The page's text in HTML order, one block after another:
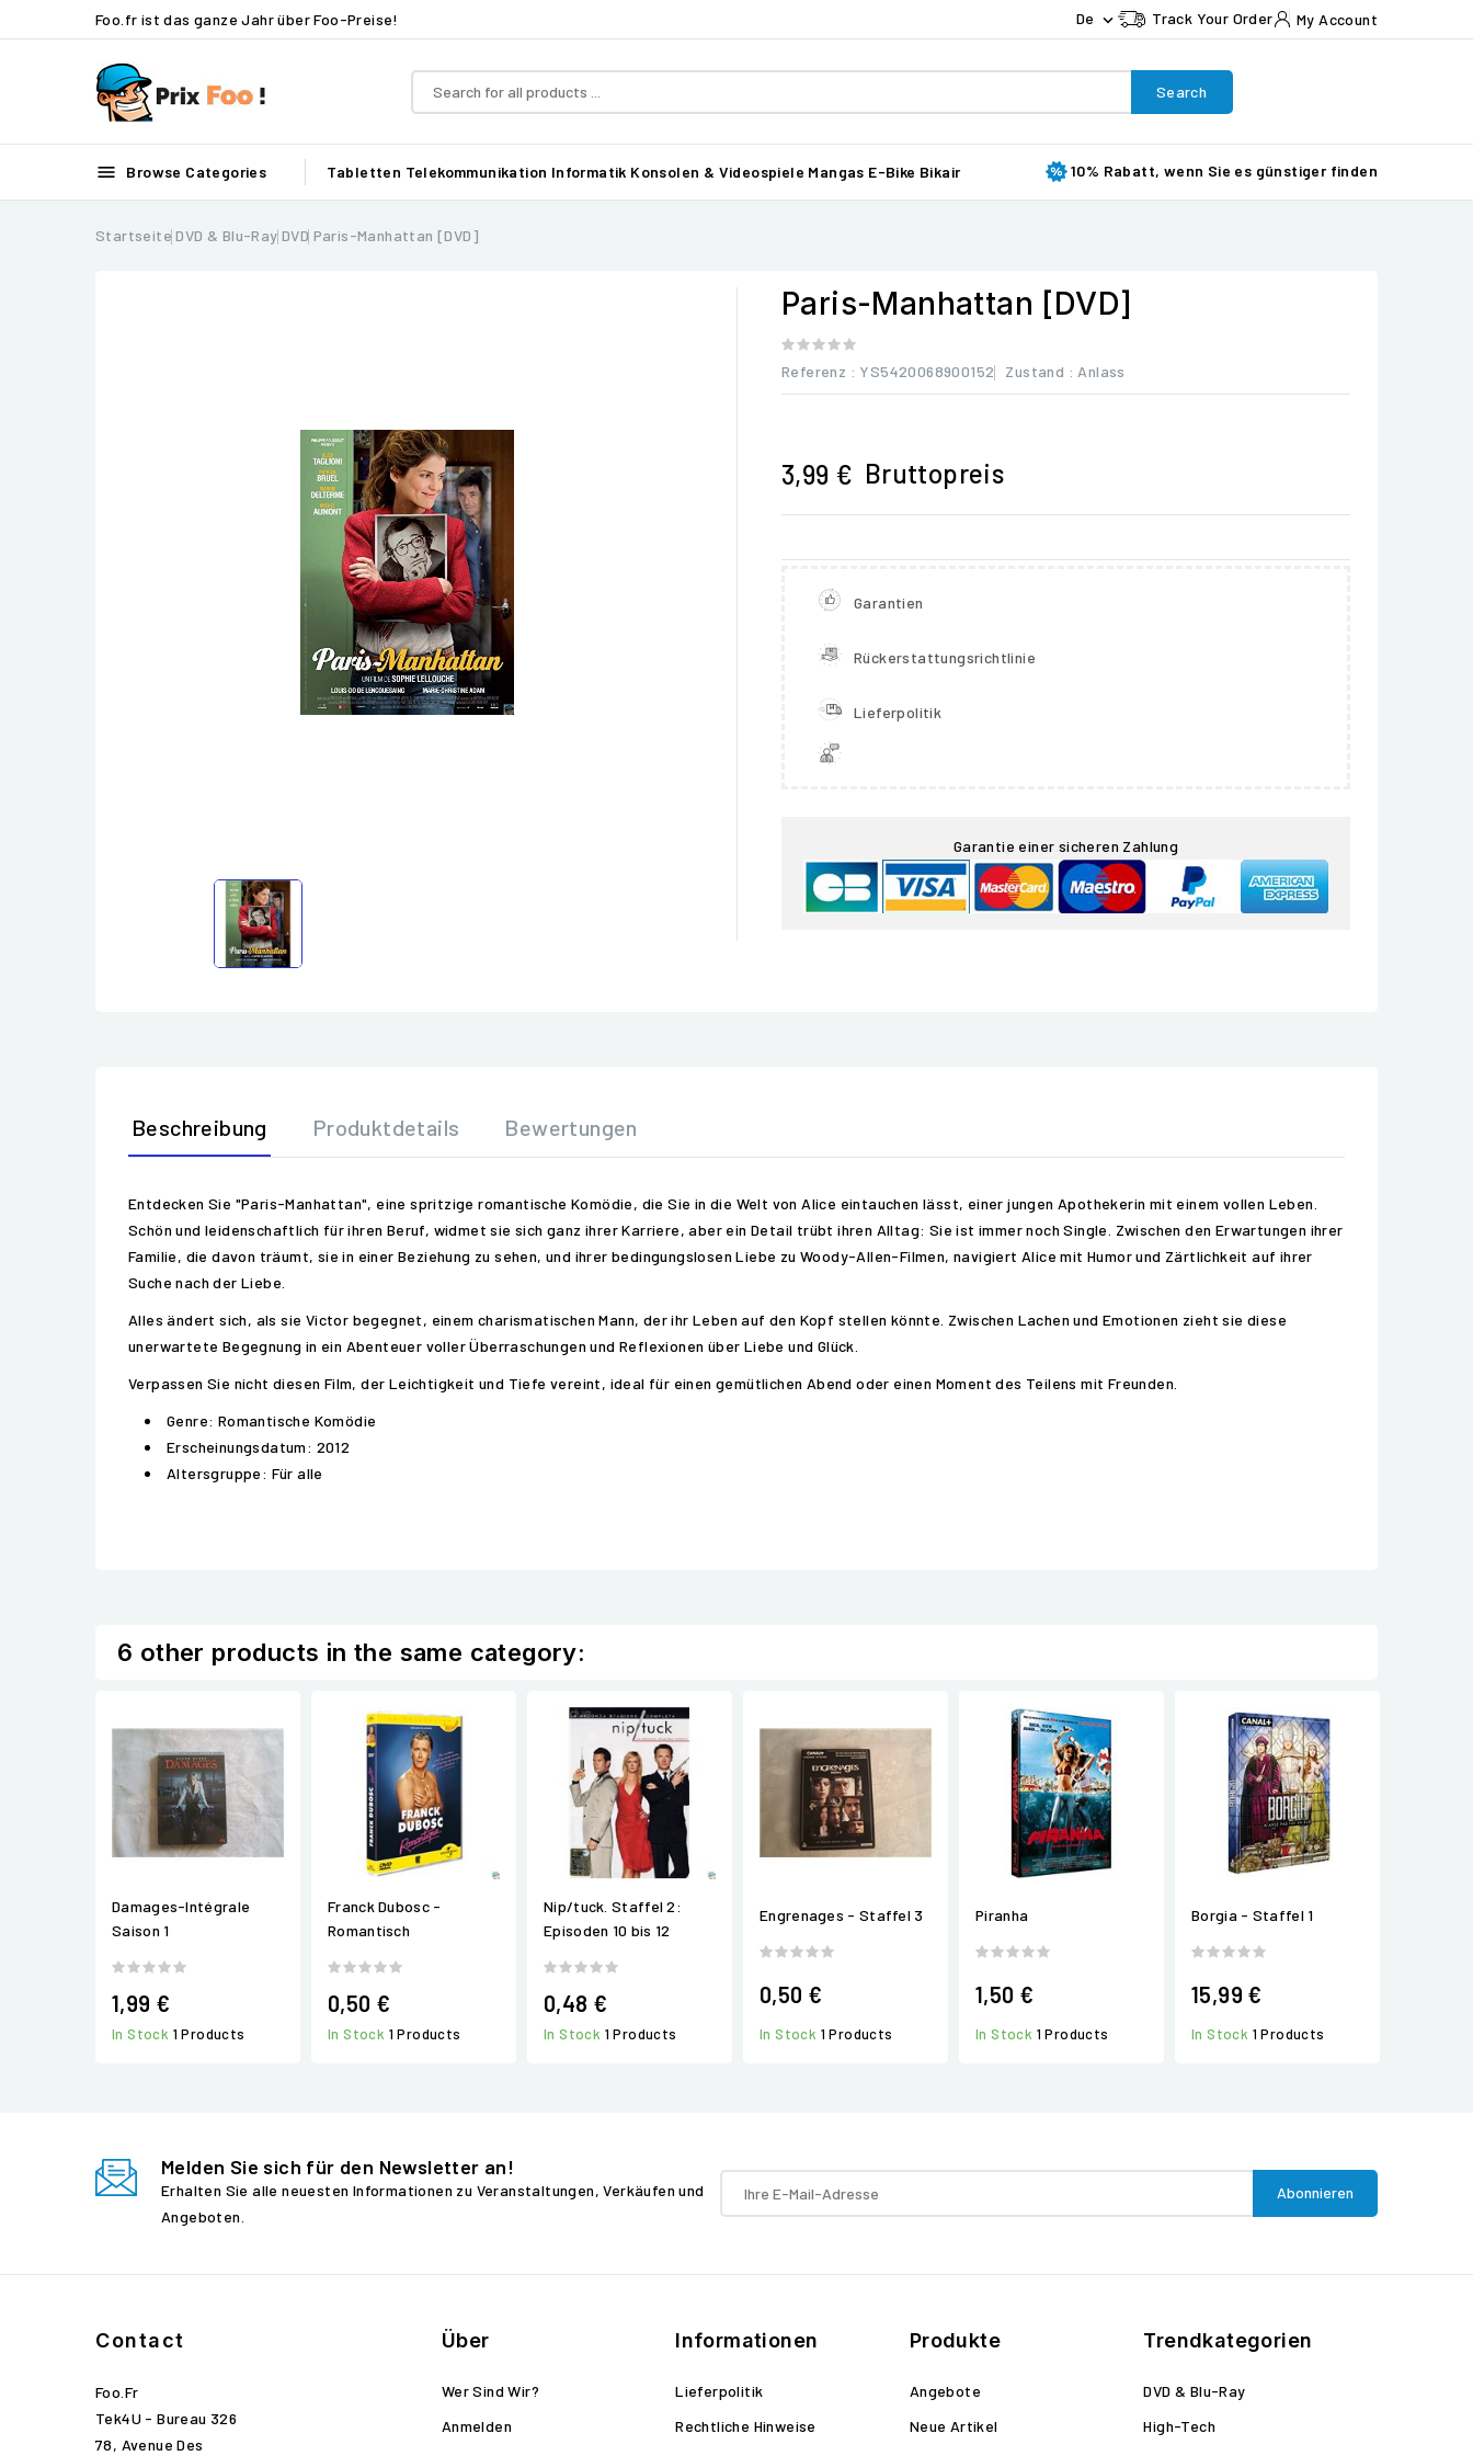
Foo.fr ist das ganze Jahr über Foo-Preise! De  Track Your Order My Account
Search
 Browse Categories Tabletten Telekommunikation Informatik Konsolen & Videospiele Mangas E-Bike Bikair 10% Rabatt, wenn Sie es günstiger finden
Startseite DVD & Blu-Ray DVD Paris-Manhattan [DVD]
Paris-Manhattan [DVD]
Referenz : YS5420068900152 Zustand : Anlass
3,99 € Bruttopreis
Garantien
Rückerstattungsrichtlinie
Lieferpolitik
Garantie einer sicheren Zahlung
Beschreibung Produktdetails Bewertungen
Entdecken Sie "Paris-Manhattan", eine spritzige romantische Komödie, die Sie in die Welt von Alice eintauchen lässt, einer jungen Apothekerin mit einem vollen Leben.
Schön und leidenschaftlich für ihren Beruf, widmet sie sich ganz ihrer Karriere, aber ein Detail trübt ihren Alltag: Sie ist immer noch Single. Zwischen den Erwartungen ihrer
Familie, die davon träumt, sie in einer Beziehung zu sehen, und ihrer bedingungslosen Liebe zu Woody-Allen-Filmen, navigiert Alice mit Humor und Zärtlichkeit auf ihrer
Suche nach der Liebe.
Alles ändert sich, als sie Victor begegnet, einem charismatischen Mann, der ihr Leben auf den Kopf stellen könnte. Zwischen Lachen und Emotionen zieht sie diese
unerwartete Begegnung in ein Abenteuer voller Überraschungen und Reflexionen über Liebe und Glück.
Verpassen Sie nicht diesen Film, der Leichtigkeit und Tiefe vereint, ideal für einen gemütlichen Abend oder einen Moment des Teilens mit Freunden.
Genre: Romantische Komödie
Erscheinungsdatum: 2012
Altersgruppe: Für alle
6 other products in the same category:
Damages-Intégrale
Saison 1
1,99 €
In Stock 1 Products
Franck Dubosc -
Romantisch
0,50 €
In Stock 1 Products
Nip/tuck. Staffel 2:
Episoden 10 bis 12
0,48 €
In Stock 1 Products
Engrenages - Staffel 3
0,50 €
In Stock 1 Products
Piranha
1,50 €
In Stock 1 Products
Borgia - Staffel 1
15,99 €
In Stock 1 Products
Melden Sie sich für den Newsletter an!
Erhalten Sie alle neuesten Informationen zu Veranstaltungen, Verkäufen und
Angeboten.
Contact
Foo.fr
Tek4U - Bureau 326
78, Avenue Des
Über
Wer Sind Wir?
Anmelden
Informationen
Lieferpolitik
Rechtliche Hinweise
Produkte
Angebote
Neue Artikel
Trendkategorien
DVD & Blu-Ray
High-Tech